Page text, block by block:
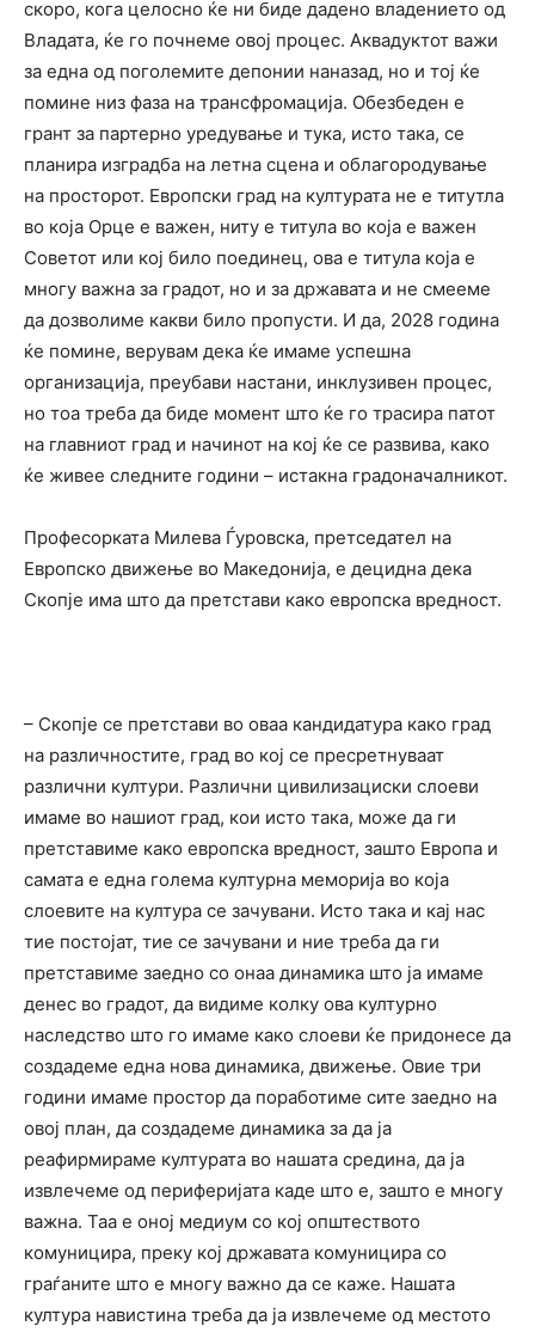
скоро, кога целосно ќе ни биде дадено владението од
Владата, ќе го почнеме овој процес. Аквадуктот важи
за една од поголемите депонии наназад, но и тој ќе
помине низ фаза на трансфромација. Обезбеден е
грант за партерно уредување и тука, исто така, се
планира изградба на летна сцена и облагородување
на просторот. Европски град на културата не е титутла
во која Орце е важен, ниту е титула во која е важен
Советот или кој било поединец, ова е титула која е
многу важна за градот, но и за државата и не смеeме
да дозволиме какви било пропусти. И да, 2028 година
ќе помине, верувам дека ќе имаме успешна
организација, преубави настани, инклузивен процес,
но тоа треба да биде момент што ќе го трасира патот
на главниот град и начинот на кој ќе се развива, како
ќе живее следните години – истакна градоначалникот.
Професорката Милева Ѓуровска, претседател на
Европско движење во Македонија, е децидна дека
Скопје има што да претстави како европска вредност.
– Скопје се претстави во оваа кандидатура како град
на различностите, град во кој се пресретнуваат
различни култури. Различни цивилизациски слоеви
имаме во нашиот град, кои исто така, може да ги
претставиме како европска вредност, зашто Европа и
самата е една голема културна меморија во која
слоевите на култура се зачувани. Исто така и кај нас
тие постојат, тие се зачувани и ние треба да ги
претставиме заедно со онаа динамика што ја имаме
денес во градот, да видиме колку ова културно
наследство што го имаме како слоеви ќе придонесе да
создадеме една нова динамика, движење. Овие три
години имаме простор да поработиме сите заедно на
овој план, да создадеме динамика за да ја
реафирмираме културата во нашата средина, да ја
извлечеме од периферијата каде што е, зашто е многу
важна. Таа е оној медиум со кој општеството
комуницира, преку кој државата комуницира со
граѓаните што е многу важно да се каже. Нашата
култура навистина треба да ја извлечеме од местото